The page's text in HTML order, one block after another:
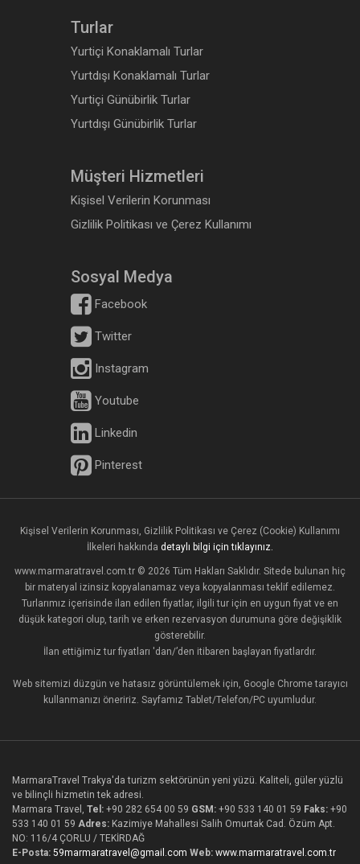
Turlar
Yurtiçi Konaklamalı Turlar
Yurtdışı Konaklamalı Turlar
Yurtiçi Günübirlik Turlar
Yurtdışı Günübirlik Turlar
Müşteri Hizmetleri
Kişisel Verilerin Korunması
Gizlilik Politikası ve Çerez Kullanımı
Sosyal Medya
Facebook
Twitter
Instagram
Youtube
Linkedin
Pinterest
Kişisel Verilerin Korunması, Gizlilik Politikası ve Çerez (Cookie) Kullanımı
İlkeleri hakkında detaylı bilgi için tıklayınız.
www.marmaratravel.com.tr © 2026 Tüm Hakları Saklıdır. Sitede bulunan hiç
bir materyal izinsiz kopyalanamaz veya kopyalanması teklif edilemez.
Turlarımız içerisinde ilan edilen fiyatlar, ilgili tur için en uygun fiyat ve en
düşük kategori olup, tarih ve erken rezervasyon durumuna göre değişiklik
gösterebilir.
İlan ettiğimiz tur fiyatları 'dan/’den itibaren başlayan fiyatlardır.
Web sitemizi düzgün ve hatasız görüntülemek için, Google Chrome tarayıcı
kullanmanızı öneririz. Sayfamız Tablet/Telefon/PC uyumludur.
MarmaraTravel Trakya'da turizm sektörünün yeni yüzü. Kaliteli, güler yüzlü
ve bilinçli hizmetin tek adresi.
Marmara Travel, Tel: +90 282 654 00 59 GSM: +90 533 140 01 59 Faks: +90
533 140 01 59 Adres: Kazimiye Mahallesi Salih Omurtak Cad. Özüm Apt.
NO: 116/4 ÇORLU / TEKİRDAĞ
E-Posta: 59marmaratravel@gmail.com Web: www.marmaratravel.com.tr